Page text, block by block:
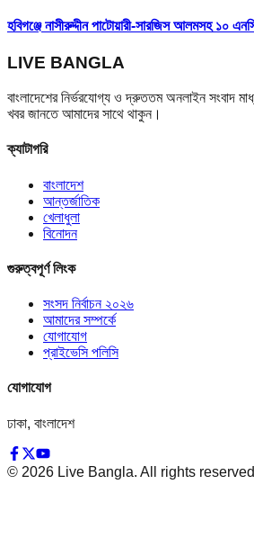
হবিগঞ্জে নাসীরুদ্দীন পাটোয়ারী-সারজিস আলমসহ ১০
LIVE BANGLA
বাংলাদেশের নির্ভরযোগ্য ও দ্রুততম অনলাইন সংবাদ
খবর জানতে আমাদের সাথে থাকুন।
ক্যাটাগরি
বাংলাদেশ
আন্তর্জাতিক
খেলাধুলা
বিনোদন
গুরুত্বপূর্ণ লিংক
সংসদ নির্বাচন ২০২৬
আমাদের সম্পর্কে
যোগাযোগ
প্রাইভেসি পলিসি
যোগাযোগ
ঢাকা, বাংলাদেশ
© 2026 Live Bangla. All rights